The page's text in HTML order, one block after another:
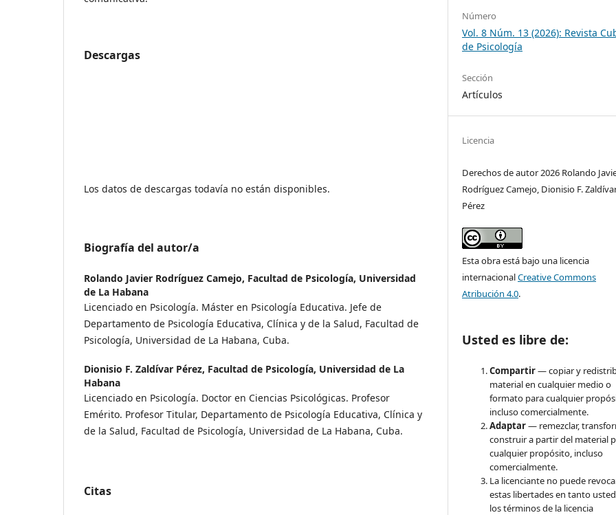
Descargas
Los datos de descargas todavía no están disponibles.
Biografía del autor/a
Rolando Javier Rodríguez Camejo, Facultad de Psicología, Universidad
de La Habana
Licenciado en Psicología. Máster en Psicología Educativa. Jefe de
Departamento de Psicología Educativa, Clínica y de la Salud, Facultad de
Psicología, Universidad de La Habana, Cuba.
Dionisio F. Zaldívar Pérez, Facultad de Psicología, Universidad de La
Habana
Licenciado en Psicología. Doctor en Ciencias Psicológicas. Profesor
Emérito. Profesor Titular, Departamento de Psicología Educativa, Clínica y
de la Salud, Facultad de Psicología, Universidad de La Habana, Cuba.
Citas
Número
Vol. 8 Núm. 13 (2026): Revista
de Psicología
Sección
Artículos
Licencia
Derechos de autor 2026 Rolando
Rodríguez Camejo, Dionisio F.
Pérez
Esta obra está bajo una licencia
internacionalCreative Commons
Atribución 4.0.
Usted es libre de:
Compartir— copiar y
material en cualquier medio o
formato para cualquier
incluso comercialmente.
Adaptar— remezclar,
construir a partir del material
cualquier propósito, incluso
comercialmente.
La licenciante no puede
estas libertades en tanto
los términos de la licencia